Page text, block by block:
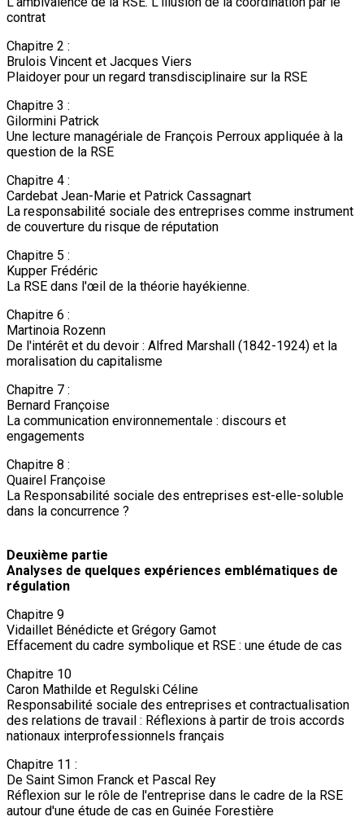
contrat
Chapitre 2 :
Brulois Vincent et Jacques Viers
Plaidoyer pour un regard transdisciplinaire sur la RSE
Chapitre 3 :
Gilormini Patrick
Une lecture managériale de François Perroux appliquée à la
question de la RSE
Chapitre 4 :
Cardebat Jean-Marie et Patrick Cassagnart
La responsabilité sociale des entreprises comme instrument
de couverture du risque de réputation
Chapitre 5 :
Kupper Frédéric
La RSE dans l'œil de la théorie hayékienne.
Chapitre 6 :
Martinoia Rozenn
De l'intérêt et du devoir : Alfred Marshall (1842-1924) et la
moralisation du capitalisme
Chapitre 7 :
Bernard Françoise
La communication environnementale : discours et
engagements
Chapitre 8 :
Quairel Françoise
La Responsabilité sociale des entreprises est-elle-soluble
dans la concurrence ?
Deuxième partie
Analyses de quelques expériences emblématiques de
régulation
Chapitre 9
Vidaillet Bénédicte et Grégory Gamot
Effacement du cadre symbolique et RSE : une étude de cas
Chapitre 10
Caron Mathilde et Regulski Céline
Responsabilité sociale des entreprises et contractualisation
des relations de travail : Réflexions à partir de trois accords
nationaux interprofessionnels français
Chapitre 11 :
De Saint Simon Franck et Pascal Rey
Réflexion sur le rôle de l'entreprise dans le cadre de la RSE
autour d'une étude de cas en Guinée Forestière